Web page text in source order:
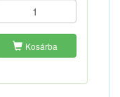
Kosárba